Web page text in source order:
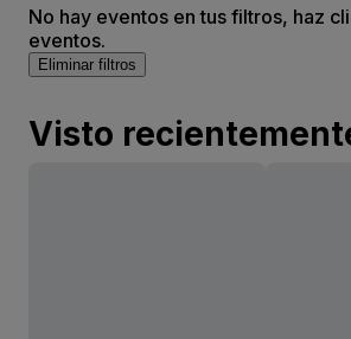
No hay eventos en tus filtros, haz
eventos.
Eliminar filtros
Visto